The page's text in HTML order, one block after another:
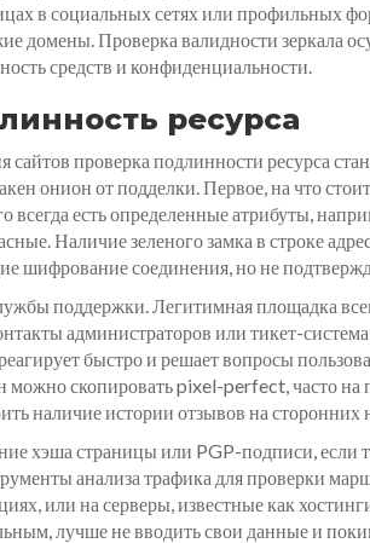
в социальных сетях или профильных
домены. Проверка валидности зеркала
средств и конфиденциальности.
ресурса
проверка подлинности ресурса
онион от подделки. Первое, на что
всегда есть определенные атрибуты,
Наличие зеленого замка в строке
шифрование соединения, но не
поддержки. Легитимная площадка
администраторов или тикет-
быстро и решает вопросы
скопировать pixel-perfect, часто на
наличие истории отзывов на сторонних
хэша страницы или PGP-подписи, если
анализа трафика для проверки
или на серверы, известные как
лучше не вводить свои данные и